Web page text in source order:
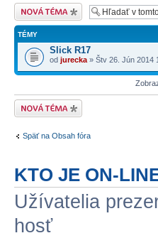
Odoslať novú tému
TÉMY
Slick R17
od jurecka » Štv 26. Jún 2014
Odoslať novú tému
Späť na Obsah fóra
KTO JE ON-
Užívatelia
hosť